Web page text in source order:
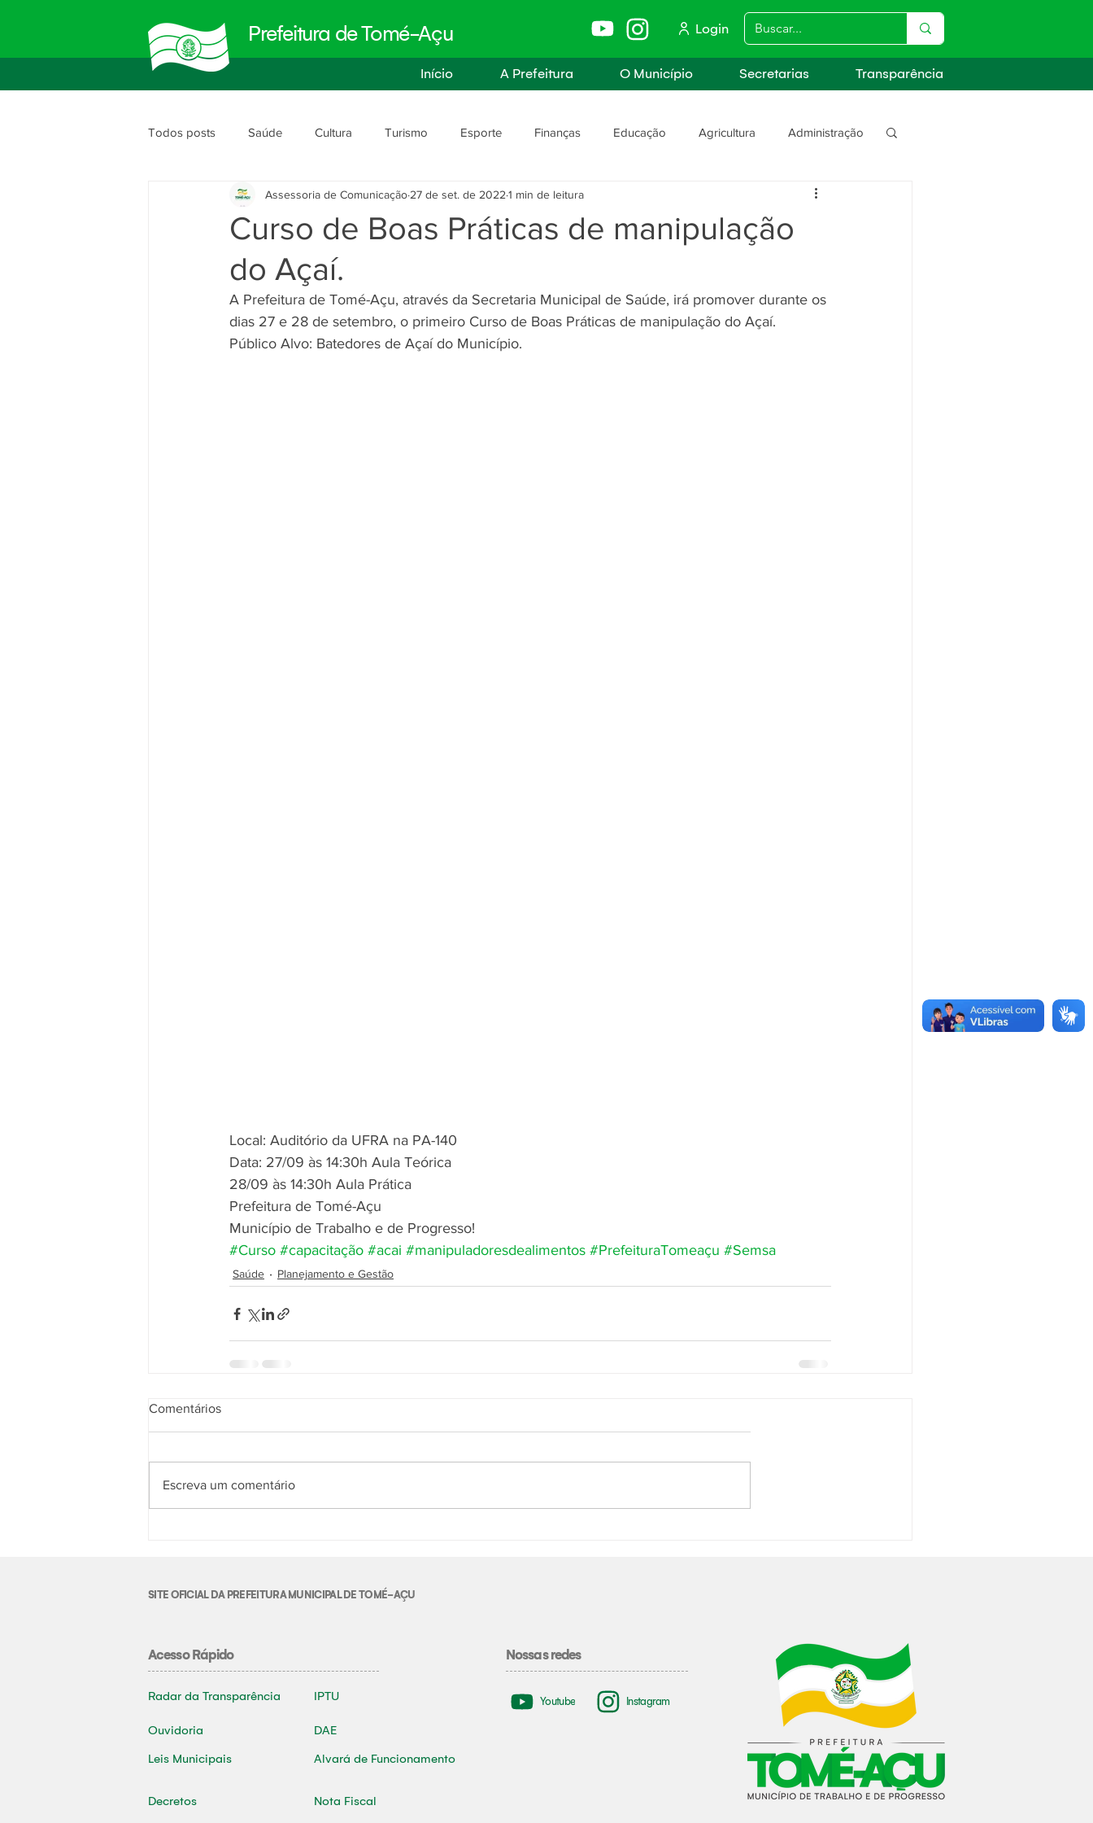
Prefeitura de Tomé-Açu Login
Início A Prefeitura O Município Secretarias Transparência
Todos posts Saúde Cultura Turismo Esporte Finanças Educação Agricultura Administração
Meio Ambiente Obras e Urbanismo Assistência Social e Trabalho
Planejamento e Gestão segurança
Curso de Boas Práticas de manipulação
do Açaí.
Assessoria de Comunicação 27 de set. de 2022 1 min de leitura
A Prefeitura de Tomé-Açu, através da Secretaria Municipal de Saúde, irá promover durante os
dias 27 e 28 de setembro, o primeiro Curso de Boas Práticas de manipulação do Açaí.
Público Alvo: Batedores de Açaí do Município.
Local: Auditório da UFRA na PA-140
Data: 27/09 às 14:30h Aula Teórica
28/09 às 14:30h Aula Prática
Prefeitura de Tomé-Açu
Município de Trabalho e de Progresso!
#Curso #capacitação #acai #manipuladoresdealimentos #PrefeituraTomeaçu #Semsa
Saúde Planejamento e Gestão
Comentários
Escreva um comentário
SITE OFICIAL DA PREFEITURA MUNICIPAL DE TOMÉ-AÇU
Acesso Rápido
Radar da Transparência
Ouvidoria
Leis Municipais
Decretos
IPTU
DAE
Alvará de Funcionamento
Nota Fiscal
Nossas redes
Youtube Instagram